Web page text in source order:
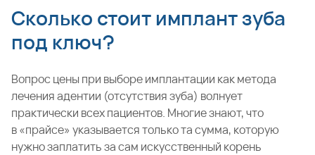
Сколько стоит имплант зуба
под ключ?
Вопрос цены при выборе имплантации как метода
лечения адентии (отсутствия зуба) волнует
практически всех пациентов. Многие знают, что
в «прайсе» указывается только та сумма, которую
нужно заплатить за сам искусственный корень